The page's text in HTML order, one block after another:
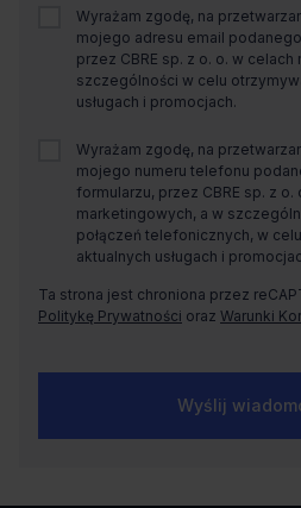
Wyrażam zgodę, na
mojego adresu email
przez CBRE sp. z o. o. w
szczególności w celu
usługach i promocjach.
Wyrażam zgodę, na
mojego numeru telefonu
formularzu, przez CBRE sp. z o.
marketingowych, a w
połączeń telefonicznych, w
aktualnych usługach i
Ta strona jest chroniona przez
Politykę Prywatności oraz Warunki
Wyślij